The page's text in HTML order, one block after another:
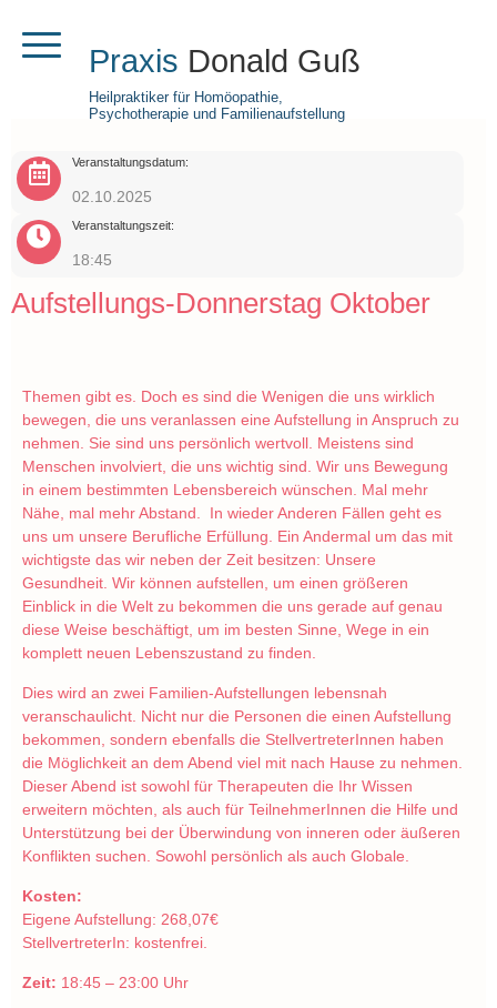
Praxis Donald Guß
Heilpraktiker für Homöopathie,
Psychotherapie und Familienaufstellung
Veranstaltungsdatum:
02.10.2025
Veranstaltungszeit:
18:45
Aufstellungs-Donnerstag Oktober
Themen gibt es. Doch es sind die Wenigen die uns wirklich
bewegen, die uns veranlassen eine Aufstellung in Anspruch zu
nehmen. Sie sind uns persönlich wertvoll. Meistens sind
Menschen involviert, die uns wichtig sind. Wir uns Bewegung
in einem bestimmten Lebensbereich wünschen. Mal mehr
Nähe, mal mehr Abstand. In wieder Anderen Fällen geht es
uns um unsere Berufliche Erfüllung. Ein Andermal um das mit
wichtigste das wir neben der Zeit besitzen: Unsere
Gesundheit. Wir können aufstellen, um einen größeren
Einblick in die Welt zu bekommen die uns gerade auf genau
diese Weise beschäftigt, um im besten Sinne, Wege in ein
komplett neuen Lebenszustand zu finden.
Dies wird an zwei Familien-Aufstellungen lebensnah
veranschaulicht. Nicht nur die Personen die einen Aufstellung
bekommen, sondern ebenfalls die StellvertreterInnen haben
die Möglichkeit an dem Abend viel mit nach Hause zu nehmen.
Dieser Abend ist sowohl für Therapeuten die Ihr Wissen
erweitern möchten, als auch für TeilnehmerInnen die Hilfe und
Unterstützung bei der Überwindung von inneren oder äußeren
Konflikten suchen. Sowohl persönlich als auch Globale.
Kosten:
Eigene Aufstellung: 268,07€
StellvertreterIn: kostenfrei.
Zeit: 18:45 – 23:00 Uhr